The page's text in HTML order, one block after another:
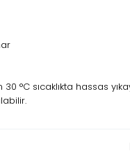
°C sıcaklıkta hassas